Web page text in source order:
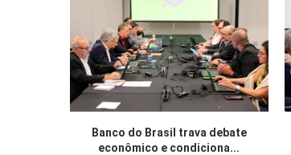
Banco do Brasil trava debate
econômico e condiciona...